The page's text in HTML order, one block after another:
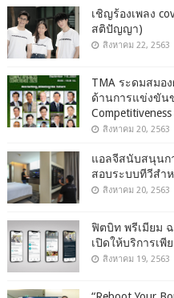
เชิญร้องเพลง
สติปัญญา)
สิงหาคม 22, 2563
TMA ระดมสมอ
ด้านการแข่งขัน
สิงหาคม 20, 2563
แอลจีสนับสนุนก
สอบระบบทีวีสำ
สิงหาคม 20, 2563
ฟิตบิท พรีเมียม
เปิดให้บริการเพี
สิงหาคม 19, 2563